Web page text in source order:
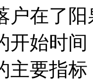
户在了
开始时
主要指